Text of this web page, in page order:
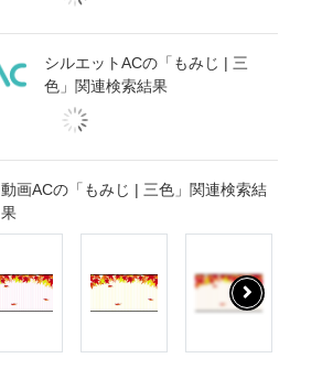
シルエットACの「もみじ | 三
色」関連検索結果
動画ACの「もみじ | 三色」関連検索結
果